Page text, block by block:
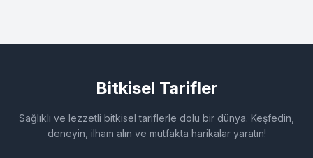
Bitkisel Tarifler
Sağlıklı ve lezzetli bitkisel tariflerle dolu bir dünya. Keşfedin,
deneyin, ilham alın ve mutfakta harikalar yaratın!